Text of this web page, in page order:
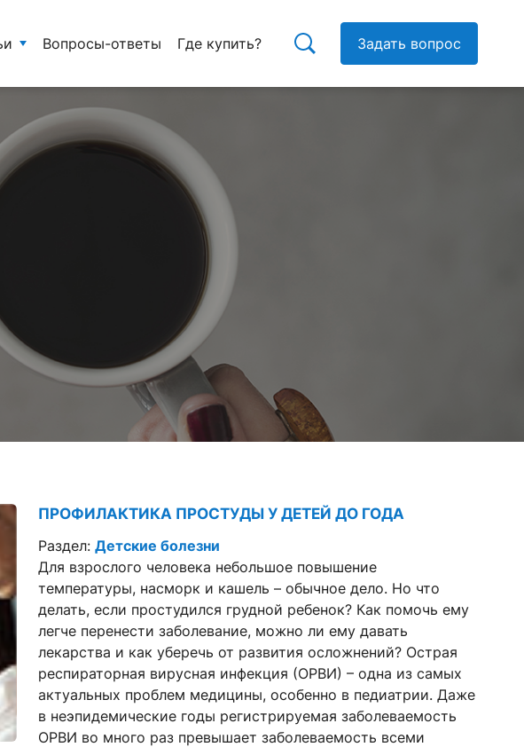
Вопросы-ответы Где купить? Задать вопрос
ПРОФИЛАКТИКА ПРОСТУДЫ У ДЕТЕЙ ДО ГОДА
Раздел: Детские болезни
Для взрослого человека небольшое повышение
температуры, насморк и кашель – обычное дело. Но что
делать, если простудился грудной ребенок? Как помочь ему
легче перенести заболевание, можно ли ему давать
лекарства и как уберечь от развития осложнений? Острая
респираторная вирусная инфекция (ОРВИ) – одна из самых
актуальных проблем медицины, особенно в педиатрии. Даже
в неэпидемические годы регистрируемая заболеваемость
ОРВИ во много раз превышает заболеваемость всеми